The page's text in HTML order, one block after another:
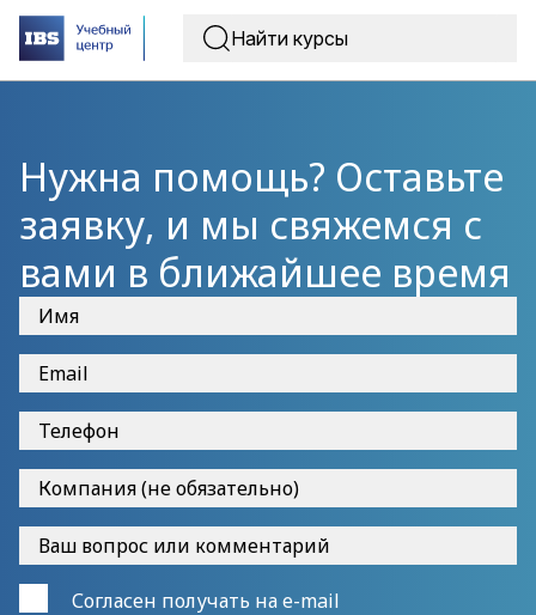
Нужна помощь? Оставьте
заявку, и мы свяжемся с
вами в ближайшее время
Согласен получать на e-mail